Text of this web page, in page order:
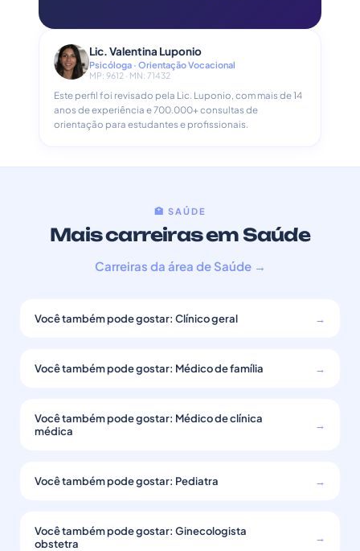
Lic. Valentina Luponio
Psicóloga · Orientação Vocacional
MP: 9612 · MN: 71432
Este perfil foi revisado pela Lic. Luponio, com mais de 14
anos de experiência e 700.000+ consultas de
orientação para estudantes e profissionais.
🏥 SAÚDE
Mais carreiras em Saúde
Carreiras da área de Saúde →
Você também pode gostar: Clínico geral →
Você também pode gostar: Médico de família →
Você também pode gostar: Médico de clínica
médica
→
Você também pode gostar: Pediatra →
Você também pode gostar: Ginecologista
obstetra
→